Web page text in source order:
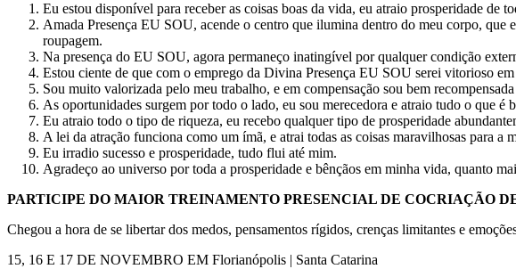
Eu estou disponível para receber as coisas boas da vida, eu atraio prosperidade de
Amada Presença EU SOU, acende o centro que ilumina dentro do meu corpo, que
roupagem.
Na presença do EU SOU, agora permaneço inatingível por qualquer condição
Estou ciente de que com o emprego da Divina Presença EU SOU serei vitorioso em
Sou muito valorizada pelo meu trabalho, e em compensação sou bem
As oportunidades surgem por todo o lado, eu sou merecedora e atraio tudo o que é
Eu atraio todo o tipo de riqueza, eu recebo qualquer tipo de prosperidade
A lei da atração funciona como um ímã, e atrai todas as coisas maravilhosas para a
Eu irradio sucesso e prosperidade, tudo flui até mim.
Agradeço ao universo por toda a prosperidade e bênçãos em minha vida, quanto
PARTICIPE DO MAIOR TREINAMENTO PRESENCIAL DE COCRIAÇÃO
Chegou a hora de se libertar dos medos, pensamentos rígidos, crenças limitantes e
15, 16 E 17 DE NOVEMBRO EM Florianópolis | Santa Catarina